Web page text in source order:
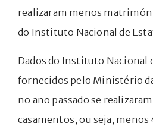
realizaram menos
do Instituto Nacional de
Dados do Instituto Nacional
fornecidos pelo Ministério
no ano passado se
casamentos, ou seja, menos